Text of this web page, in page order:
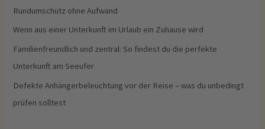
Rundumschutz ohne Aufwand
Wenn aus einer Unterkunft im Urlaub ein Zuhause wird
Familienfreundlich und zentral: So findest du die perfekte
Unterkunft am Seeufer
Defekte Anhängerbeleuchtung vor der Reise – was du unbedingt
prüfen solltest